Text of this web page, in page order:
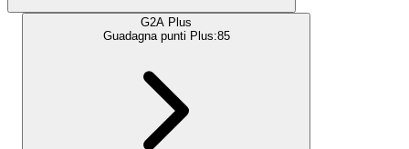
G2A Plus
Guadagna punti Plus:85